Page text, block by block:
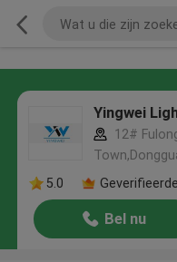
Yingwei
12#
5.0
Bel nu